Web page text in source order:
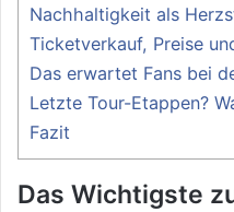
Nachhaltigkeit als
Ticketverkauf, Preise
Das erwartet Fans bei
Letzte Tour-Etappen?
Fazit
Das Wichtigste